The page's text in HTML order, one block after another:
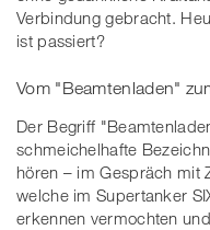
Verbindung gebracht.
ist passiert?
Vom "Beamtenladen"
Der Begriff
schmeichelhafte
hören – im Gespräch mit
welche im Supertanker
erkennen vermochten